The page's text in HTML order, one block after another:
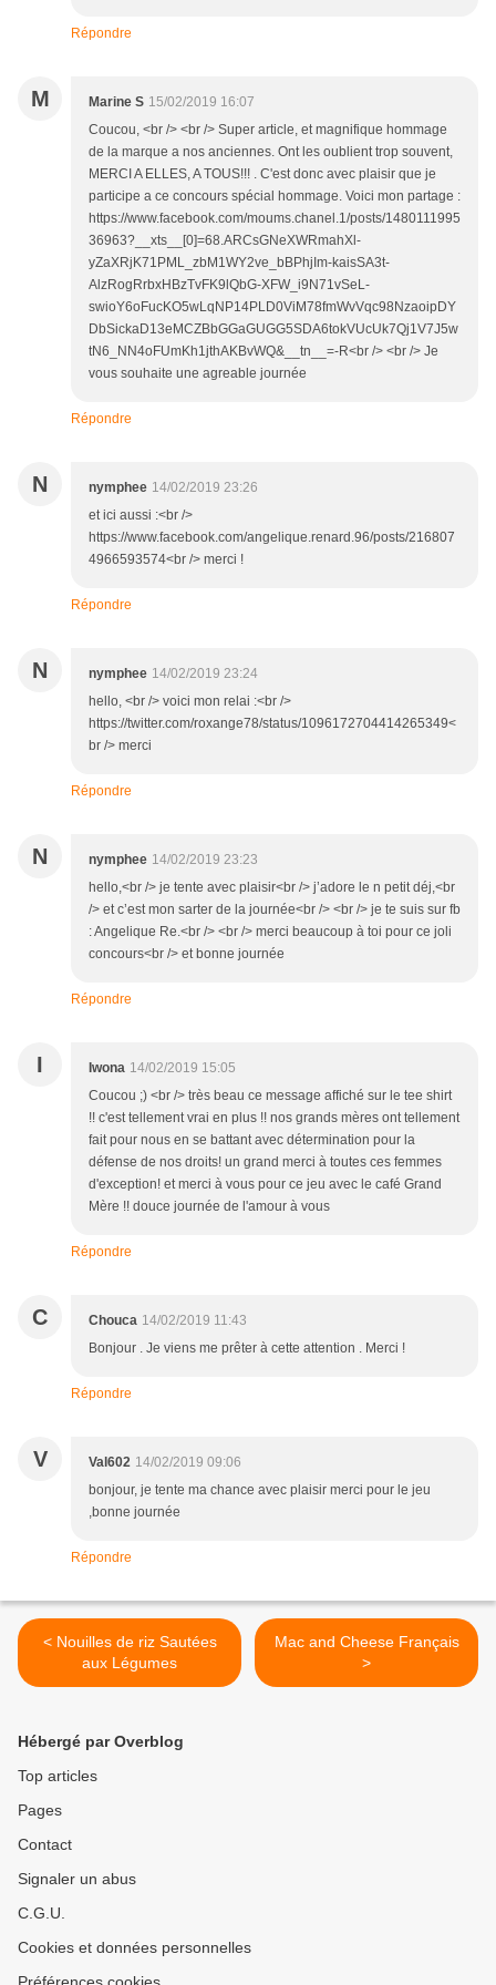
Répondre
M Marine S 15/02/2019 16:07
Coucou, <br /> <br /> Super article, et magnifique hommage
de la marque a nos anciennes. Ont les oublient trop souvent,
MERCI A ELLES, A TOUS!!! . C'est donc avec plaisir que je
participe a ce concours spécial hommage. Voici mon partage :
https://www.facebook.com/moums.chanel.1/posts/1480111995
36963?__xts__[0]=68.ARCsGNeXWRmahXl-
yZaXRjK71PML_zbM1WY2ve_bBPhjIm-kaisSA3t-
AlzRogRrbxHBzTvFK9lQbG-XFW_i9N71vSeL-
swioY6oFucKO5wLqNP14PLD0ViM78fmWvVqc98NzaoipDY
DbSickaD13eMCZBbGGaGUGG5SDA6tokVUcUk7Qj1V7J5w
tN6_NN4oFUmKh1jthAKBvWQ&__tn__=-R<br /> <br /> Je
vous souhaite une agreable journée
Répondre
N nymphee 14/02/2019 23:26
et ici aussi :<br />
https://www.facebook.com/angelique.renard.96/posts/216807
4966593574<br /> merci !
Répondre
N nymphee 14/02/2019 23:24
hello, <br /> voici mon relai :<br />
https://twitter.com/roxange78/status/1096172704414265349<
br /> merci
Répondre
N nymphee 14/02/2019 23:23
hello,<br /> je tente avec plaisir<br /> j’adore le n petit déj,<br
/> et c’est mon sarter de la journée<br /> <br /> je te suis sur fb
: Angelique Re.<br /> <br /> merci beaucoup à toi pour ce joli
concours<br /> et bonne journée
Répondre
I Iwona 14/02/2019 15:05
Coucou ;) <br /> très beau ce message affiché sur le tee shirt
!! c'est tellement vrai en plus !! nos grands mères ont tellement
fait pour nous en se battant avec détermination pour la
défense de nos droits! un grand merci à toutes ces femmes
d'exception! et merci à vous pour ce jeu avec le café Grand
Mère !! douce journée de l'amour à vous
Répondre
C Chouca 14/02/2019 11:43
Bonjour . Je viens me prêter à cette attention . Merci !
Répondre
V Val602 14/02/2019 09:06
bonjour, je tente ma chance avec plaisir merci pour le jeu
,bonne journée
Répondre
< Nouilles de riz Sautées
aux Légumes
Mac and Cheese Français
>
Hébergé par Overblog
Top articles
Pages
Contact
Signaler un abus
C.G.U.
Cookies et données personnelles